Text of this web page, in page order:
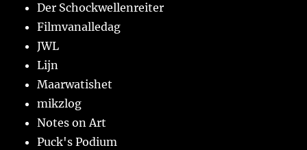
Der Schockwellenreiter
Filmvanalledag
JWL
Lijn
Maarwatishet
mikzlog
Notes on Art
Puck's Podium